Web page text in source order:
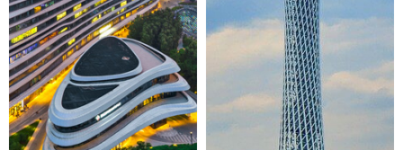
Sviluppare profondamente nuovi mercati internazionali
I prodotti PinGer sono stati esportati in più di 100 paesi